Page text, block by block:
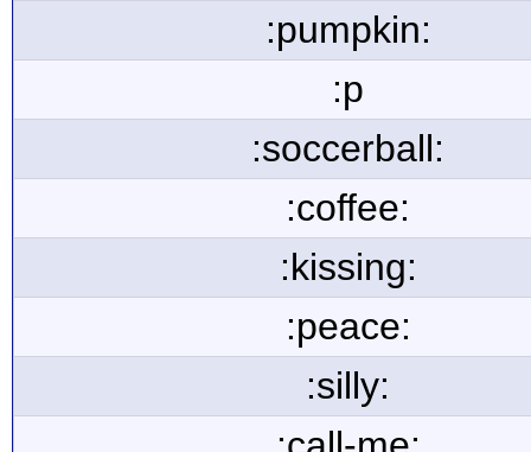
:pumpkin:
:p
:soccerball:
:coffee:
:kissing:
:peace:
:silly: